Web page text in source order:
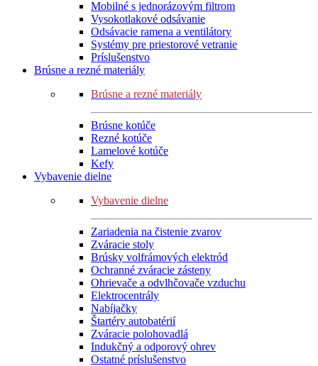
Mobilné s jednorázovým filtrom
Vysokotlakové odsávanie
Odsávacie ramena a ventilátory
Systémy pre priestorové vetranie
Príslušenstvo
Brúsne a rezné materiály
Brúsne a rezné materiály
Brúsne kotúče
Rezné kotúče
Lamelové kotúče
Kefy
Vybavenie dielne
Vybavenie dielne
Zariadenia na čistenie zvarov
Zváracie stoly
Brúsky volfrámových elektród
Ochranné zváracie zásteny
Ohrievače a odvlhčovače vzduchu
Elektrocentrály
Nabíjačky
Štartéry autobatérií
Zváracie polohovadlá
Indukčný a odporový ohrev
Ostatné príslušenstvo